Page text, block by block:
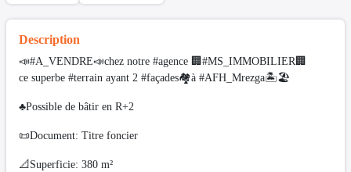
Description
📣#A_VENDRE📣chez notre #agence 🏢#MS_IMMOBILIER🏢
ce superbe #terrain ayant 2 #façades🏘à #AFH_Mrezga🏝🏖
♣️Possible de bâtir en R+2
📜Document: Titre foncier
📐Superficie: 380 m²